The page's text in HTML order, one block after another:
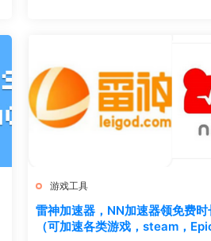
游戏工具
雷神加速器，NN加速器领免费时
（可加速各类游戏，steam，